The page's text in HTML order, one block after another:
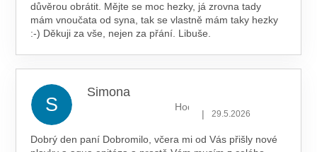
důvěrou obrátit. Mějte se moc hezky, já zrovna tady
mám vnoučata od syna, tak se vlastně mám taky hezky
:-) Děkuji za vše, nejen za přání. Libuše.
S
Simona
Hodnocení obchodu je 5 z 5
| 29.5.2026
Dobrý den paní Dobromilo, včera mi od Vás přišly nové